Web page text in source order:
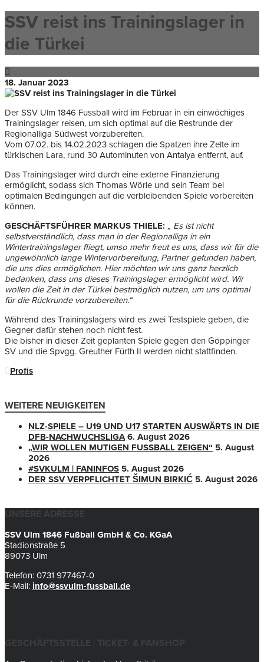
SSV reist ins Trainingslager in
die Türkei
18. Januar 2023
Der SSV Ulm 1846 Fussball wird im Februar in ein einwöchiges
Trainingslager reisen, um sich optimal auf die Restrunde der
Regionalliga Südwest vorzubereiten.
Vom 07.02. bis 14.02.2023 schlagen die Spatzen ihre Zelte im
türkischen Lara, rund 30 Autominuten von Antalya entfernt, auf.
Das Trainingslager wird durch eine externe Finanzierung
ermöglicht, sodass sich Thomas Wörle und sein Team bei
optimalen Bedingungen auf die verbleibenden Spiele vorbereiten
können.
GESCHÄFTSFÜHRER MARKUS THIELE: „ Es ist nicht
selbstverständlich, dass man in der Regionalliga in ein
Wintertrainingslager fliegt, umso mehr freut es uns, dass wir für die
ungewöhnlich lange Wintervorbereitung, Partner gefunden haben,
die uns dies ermöglichen. Hier möchten wir uns ganz herzlich
bedanken, dass uns dieses Trainingslager ermöglicht wird. Wir
wollen die Zeit in der Türkei bestmöglich nutzen, um uns optimal
für die Rückrunde vorzubereiten.“
Während des Trainingslagers wird es zwei Testspiele geben, die
Gegner dafür stehen noch nicht fest.
Die bisher in dieser Zeit geplanten Spiele gegen den Göppinger
SV und die Spvgg. Greuther Fürth II werden nicht stattfinden.
Profis
WEITERE NEUIGKEITEN
NLZ-SPIELE – U19 UND U17 STARTEN AUSWÄRTS IN DIE
DFB-NACHWUCHSLIGA 6. August 2026
„WIR WOLLEN MUTIGEN FUSSBALL ZEIGEN“
5. August
2026
#SVKULM | FANINFOS 5. August 2026
DER SSV VERPFLICHTET ŠIMUN BIRKIĆ 5. August 2026
UNSERE ADRESSE
SSV Ulm 1846 Fußball GmbH & Co. KGaA
Stadionstraße 5
89073 Ulm
Telefon: 0731 977467-0
E-Mail: info@ssvulm-fussball.de
GESCHÄFTSSTELLE | TICKET- & FANSHOP